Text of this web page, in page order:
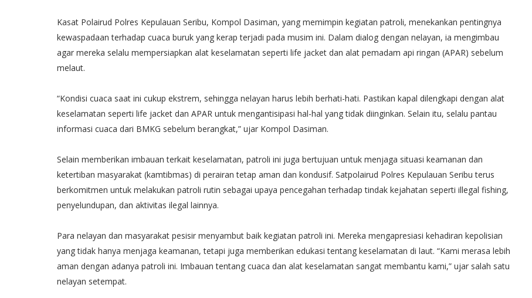
Kasat Polairud Polres Kepulauan Seribu, Kompol Dasiman, yang memimpin kegiatan patroli, menekankan pentingnya
kewaspadaan terhadap cuaca buruk yang kerap terjadi pada musim ini. Dalam dialog dengan nelayan, ia mengimbau
agar mereka selalu mempersiapkan alat keselamatan seperti life jacket dan alat pemadam api ringan (APAR) sebelum
melaut.
“Kondisi cuaca saat ini cukup ekstrem, sehingga nelayan harus lebih berhati-hati. Pastikan kapal dilengkapi dengan alat
keselamatan seperti life jacket dan APAR untuk mengantisipasi hal-hal yang tidak diinginkan. Selain itu, selalu pantau
informasi cuaca dari BMKG sebelum berangkat,” ujar Kompol Dasiman.
Selain memberikan imbauan terkait keselamatan, patroli ini juga bertujuan untuk menjaga situasi keamanan dan
ketertiban masyarakat (kamtibmas) di perairan tetap aman dan kondusif. Satpolairud Polres Kepulauan Seribu terus
berkomitmen untuk melakukan patroli rutin sebagai upaya pencegahan terhadap tindak kejahatan seperti illegal fishing,
penyelundupan, dan aktivitas ilegal lainnya.
Para nelayan dan masyarakat pesisir menyambut baik kegiatan patroli ini. Mereka mengapresiasi kehadiran kepolisian
yang tidak hanya menjaga keamanan, tetapi juga memberikan edukasi tentang keselamatan di laut. “Kami merasa lebih
aman dengan adanya patroli ini. Imbauan tentang cuaca dan alat keselamatan sangat membantu kami,” ujar salah satu
nelayan setempat.